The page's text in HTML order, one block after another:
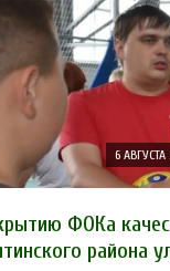
6 АВГУСТА
ФОКа
района